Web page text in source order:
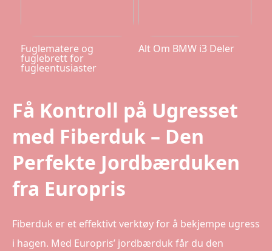
Fuglematere og
fuglebrett for
fugleentusiaster
Alt Om BMW i3 Deler
Få Kontroll på Ugresset
med Fiberduk – Den
Perfekte Jordbærduken
fra Europris
Fiberduk er et effektivt verktøy for å bekjempe ugress
i hagen. Med Europris’ jordbærduk får du den